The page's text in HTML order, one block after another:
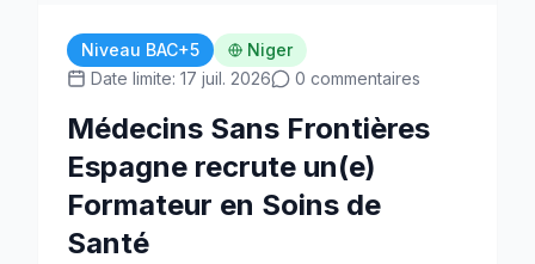
Niveau BAC+5
Niger
Date limite: 17 juil. 2026
0 commentaires
Médecins Sans Frontières
Espagne recrute un(e)
Formateur en Soins de
Santé